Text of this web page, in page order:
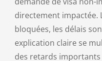
directement impactée.
bloquées, les délais
explication claire se
des retards importants